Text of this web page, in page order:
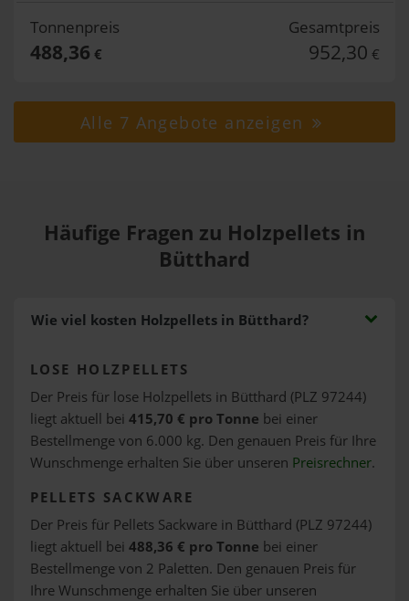
Tonnenpreis
488,36 €
Gesamtpreis
952,30 €
Alle 7 Angebote anzeigen
Häufige Fragen zu Holzpellets in
Bütthard
Wie viel kosten Holzpellets in Bütthard?
LOSE HOLZPELLETS
Der Preis für lose Holzpellets in Bütthard (PLZ 97244)
liegt aktuell bei 415,70 € pro Tonne bei einer
Bestellmenge von 6.000 kg. Den genauen Preis für Ihre
Wunschmenge erhalten Sie über unseren Preisrechner.
PELLETS SACKWARE
Der Preis für Pellets Sackware in Bütthard (PLZ 97244)
liegt aktuell bei 488,36 € pro Tonne bei einer
Bestellmenge von 2 Paletten. Den genauen Preis für
Ihre Wunschmenge erhalten Sie über unseren